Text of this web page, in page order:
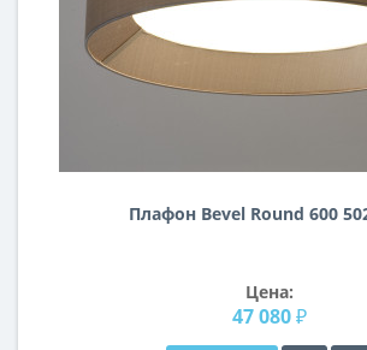
Плафон Bevel Round 600
Цена:
47 080 ₽